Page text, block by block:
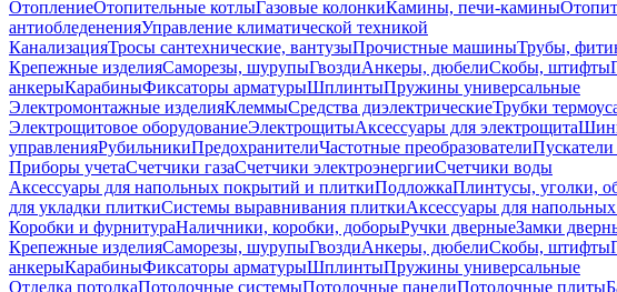
ОтоплениеОтопительные котлыГазовые колонкиКамины, печи-камины
антиобледененияУправление климатической техникой
КанализацияТросы сантехнические, вантузыПрочистные машиныТрубы,
Крепежные изделияСаморезы, шурупыГвоздиАнкеры, дюбелиСкобы, штифты
анкерыКарабиныФиксаторы арматурыШплинтыПружины универсальные
Электромонтажные изделияКлеммыСредства диэлектрическиеТрубки
Электрощитовое оборудованиеЭлектрощитыАксессуары для электрощита
управленияРубильникиПредохранителиЧастотные преобразователи
Приборы учетаСчетчики газаСчетчики электроэнергииСчетчики воды
Аксессуары для напольных покрытий и плиткиПодложкаПлинтусы, уголки,
для укладки плиткиСистемы выравнивания плиткиАксессуары для
Коробки и фурнитураНаличники, коробки, доборыРучки дверныеЗамки
Крепежные изделияСаморезы, шурупыГвоздиАнкеры, дюбелиСкобы, штифты
анкерыКарабиныФиксаторы арматурыШплинтыПружины универсальные
Отделка потолкаПотолочные системыПотолочные панелиПотолочные плиты